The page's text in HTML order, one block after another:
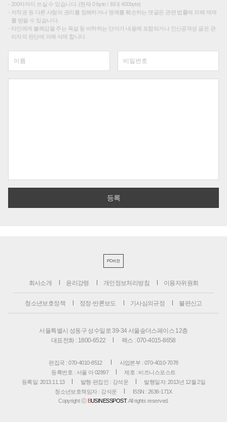
200자까지 쓰실 수 있습니다. (현재 0 byte / 최대 400byte)
저작권 등 다른 사람의 권리를 침해하거나 명예를 훼손하는 댓글은 관련 법률에 의해 제재
를 받을 수 있습니다.
타인에게 불쾌감을 주는 욕설 등 비하하는 단어가 내용에 포함되거나 인신공격성 글은 관
리자의 판단에 의해 삭제 합니다.
PC버전
회사소개 윤리강령 개인정보처리방침 이용자위원회
청소년보호정책 정정·반론보도 기사심의규정 불편신고
서울특별시 성동구 성수일로 39-34 서울숲더스페이스 12층
대표전화 : 1800-6522
팩스 : 070-4015-8658
편집국 : 070-4010-8512
사업본부 : 070-4010-7078
등록번호 : 서울 아 02897
제호 : 비즈니스포스트
등록일: 2013.11.13
발행·편집인 : 강석운
발행일자: 2013년 12월 2일
청소년보호책임자 : 강석운
ISSN : 2636-171X
Copyright ⓒ BUSINESSPOST. All rights reserved.